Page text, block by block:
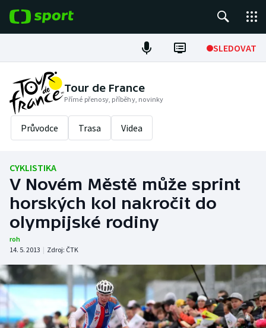
SLEDOVAT
Fotbal
Hokej
Tenis
Cyklistika
DALŠÍ SPORTY
Americký fotbal
Baseball a softbal
Basketbal
NEPŘEHLÉDNĚTE
Soutěže
Historické návraty
Tour de France
Přímé přenosy, příběhy, novinky
Průvodce Trasa Videa
CYKLISTIKA
V Novém Městě může sprint
horských kol nakročit do
olympijské rodiny
roh
14. 5. 2013 | Zdroj: ČTK